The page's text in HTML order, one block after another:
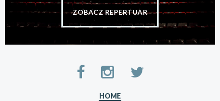
ZOBACZ REPERTUAR
HOME